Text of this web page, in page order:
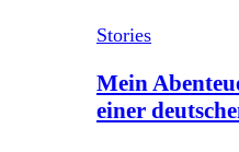
Stories
Mein
einer